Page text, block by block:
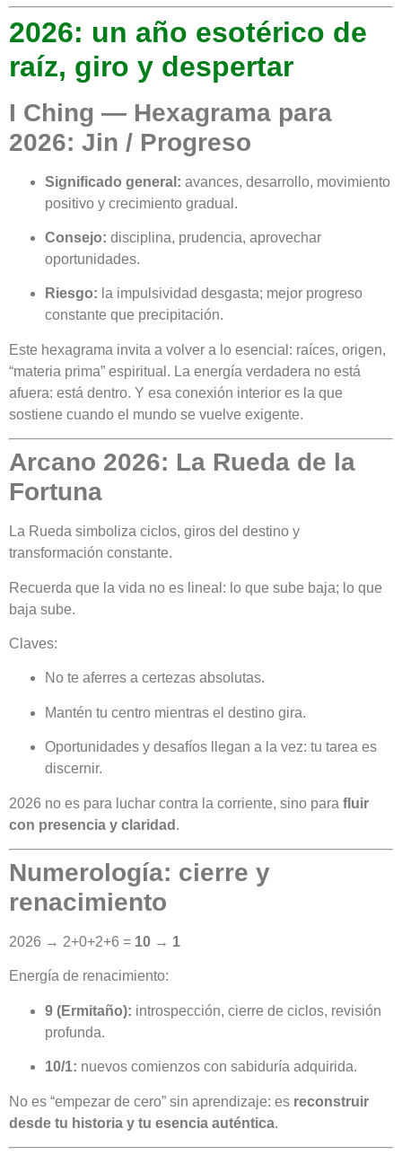
2026: un año esotérico de
raíz, giro y despertar
I Ching — Hexagrama para
2026: Jin / Progreso
Significado general: avances, desarrollo, movimiento
positivo y crecimiento gradual.
Consejo: disciplina, prudencia, aprovechar
oportunidades.
Riesgo: la impulsividad desgasta; mejor progreso
constante que precipitación.
Este hexagrama invita a volver a lo esencial: raíces, origen,
“materia prima” espiritual. La energía verdadera no está
afuera: está dentro. Y esa conexión interior es la que
sostiene cuando el mundo se vuelve exigente.
Arcano 2026: La Rueda de la
Fortuna
La Rueda simboliza ciclos, giros del destino y
transformación constante.
Recuerda que la vida no es lineal: lo que sube baja; lo que
baja sube.
Claves:
No te aferres a certezas absolutas.
Mantén tu centro mientras el destino gira.
Oportunidades y desafíos llegan a la vez: tu tarea es
discernir.
2026 no es para luchar contra la corriente, sino para fluir
con presencia y claridad .
Numerología: cierre y
renacimiento
2026 → 2+0+2+6 = 10 → 1
Energía de renacimiento:
9 (Ermitaño): introspección, cierre de ciclos, revisión
profunda.
10/1: nuevos comienzos con sabiduría adquirida.
No es “empezar de cero” sin aprendizaje: es reconstruir
desde tu historia y tu esencia auténtica.